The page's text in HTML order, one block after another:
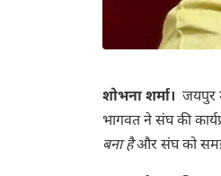
शोभना शर्मा। जयपुर
भागवत ने संघ की
बना हैऔर संघ को